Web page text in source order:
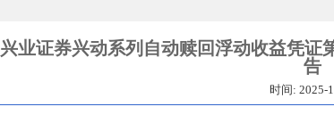
兴业证券兴动系列自动赎回浮动收益凭证
告
时间: 2025-